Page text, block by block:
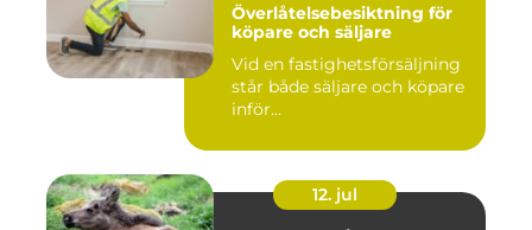
Överlåtelsebesiktning för
köpare och säljare
Vid en fastighetsförsäljning
står både säljare och köpare
inför...
12. jul